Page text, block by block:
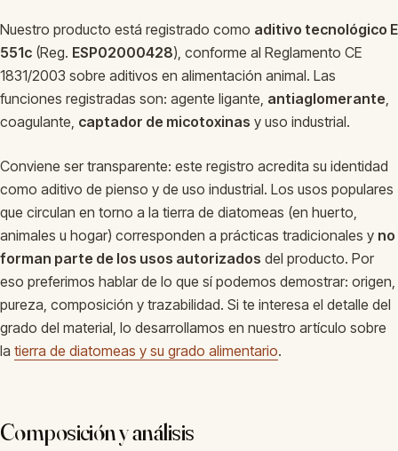
Nuestro producto está registrado como aditivo tecnológico E
551c (Reg. ESP02000428), conforme al Reglamento CE
1831/2003 sobre aditivos en alimentación animal. Las
funciones registradas son: agente ligante, antiaglomerante,
coagulante, captador de micotoxinas y uso industrial.
Conviene ser transparente: este registro acredita su identidad
como aditivo de pienso y de uso industrial. Los usos populares
que circulan en torno a la tierra de diatomeas (en huerto,
animales u hogar) corresponden a prácticas tradicionales y no
forman parte de los usos autorizados del producto. Por
eso preferimos hablar de lo que sí podemos demostrar: origen,
pureza, composición y trazabilidad. Si te interesa el detalle del
grado del material, lo desarrollamos en nuestro artículo sobre
la tierra de diatomeas y su grado alimentario.
Composición y análisis